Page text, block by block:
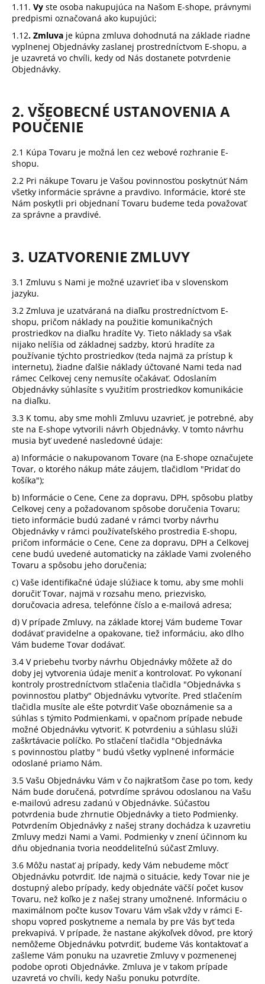
1.11. Vy ste osoba nakupujúca na Našom E-shope, právnymi
predpismi označovaná ako kupujúci;
1.12. Zmluva je kúpna zmluva dohodnutá na základe riadne
vyplnenej Objednávky zaslanej prostredníctvom E-shopu, a
je uzavretá vo chvíli, kedy od Nás dostanete potvrdenie
Objednávky.
2. VŠEOBECNÉ USTANOVENIA A
POUČENIE
2.1 Kúpa Tovaru je možná len cez webové rozhranie E-
shopu.
2.2 Pri nákupe Tovaru je Vašou povinnosťou poskytnúť Nám
všetky informácie správne a pravdivo. Informácie, ktoré ste
Nám poskytli pri objednaní Tovaru budeme teda považovať
za správne a pravdivé.
3. UZATVORENIE ZMLUVY
3.1 Zmluvu s Nami je možné uzavrieť iba v slovenskom
jazyku.
3.2 Zmluva je uzatváraná na diaľku prostredníctvom E-
shopu, pričom náklady na použitie komunikačných
prostriedkov na diaľku hradíte Vy. Tieto náklady sa však
nijako nelíšia od základnej sadzby, ktorú hradíte za
používanie týchto prostriedkov (teda najmä za prístup k
internetu), žiadne ďalšie náklady účtované Nami teda nad
rámec Celkovej ceny nemusíte očakávať. Odoslaním
Objednávky súhlasíte s využitím prostriedkov komunikácie
na diaľku.
3.3 K tomu, aby sme mohli Zmluvu uzavrieť, je potrebné, aby
ste na E-shope vytvorili návrh Objednávky. V tomto návrhu
musia byť uvedené nasledovné údaje:
a) Informácie o nakupovanom Tovare (na E-shope označujete
Tovar, o ktorého nákup máte záujem, tlačidlom "Pridať do
košíka");
b) Informácie o Cene, Cene za dopravu, DPH, spôsobu platby
Celkovej ceny a požadovanom spôsobe doručenia Tovaru;
tieto informácie budú zadané v rámci tvorby návrhu
Objednávky v rámci používateľského prostredia E-shopu,
pričom informácie o Cene, Cene za dopravu, DPH a Celkovej
cene budú uvedené automaticky na základe Vami zvoleného
Tovaru a spôsobu jeho doručenia;
c) Vaše identifikačné údaje slúžiace k tomu, aby sme mohli
doručiť Tovar, najmä v rozsahu meno, priezvisko,
doručovacia adresa, telefónne číslo a e-mailová adresa;
d) V prípade Zmluvy, na základe ktorej Vám budeme Tovar
dodávať pravidelne a opakovane, tiež informáciu, ako dlho
Vám budeme Tovar dodávať.
3.4 V priebehu tvorby návrhu Objednávky môžete až do
doby jej vytvorenia údaje meniť a kontrolovať. Po vykonaní
kontroly prostredníctvom stlačenia tlačidla "Objednávka s
povinnosťou platby" Objednávku vytvoríte. Pred stlačením
tlačidla musíte ale ešte potvrdiť Vaše oboznámenie sa a
súhlas s týmito Podmienkami, v opačnom prípade nebude
možné Objednávku vytvoriť. K potvrdeniu a súhlasu slúži
zaškrtávacie políčko. Po stlačení tlačidla "Objednávka
s povinnosťou platby " budú všetky vyplnené informácie
odoslané priamo Nám.
3.5 Vašu Objednávku Vám v čo najkratšom čase po tom, kedy
Nám bude doručená, potvrdíme správou odoslanou na Vašu
e-mailovú adresu zadanú v Objednávke. Súčasťou
potvrdenia bude zhrnutie Objednávky a tieto Podmienky.
Potvrdením Objednávky z našej strany dochádza k uzavretiu
Zmluvy medzi Nami a Vami. Podmienky v znení účinnom ku
dňu objednania tvoria neoddeliteľnú súčasť Zmluvy.
3.6 Môžu nastať aj prípady, kedy Vám nebudeme môcť
Objednávku potvrdiť. Ide najmä o situácie, kedy Tovar nie je
dostupný alebo prípady, kedy objednáte väčší počet kusov
Tovaru, než koľko je z našej strany umožnené. Informáciu o
maximálnom počte kusov Tovaru Vám však vždy v rámci E-
shopu vopred poskytneme a nemala by pre Vás byť teda
prekvapivá. V prípade, že nastane akýkoľvek dôvod, pre ktorý
nemôžeme Objednávku potvrdiť, budeme Vás kontaktovať a
zašleme Vám ponuku na uzavretie Zmluvy v pozmenenej
podobe oproti Objednávke. Zmluva je v takom prípade
uzavretá vo chvíli, kedy Našu ponuku potvrdíte.
€